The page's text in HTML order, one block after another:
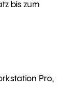
bis zum
Pro,